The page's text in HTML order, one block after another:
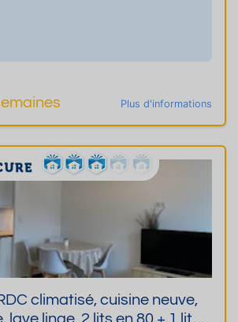
Plus d'informations
climatisé, cuisine neuve,